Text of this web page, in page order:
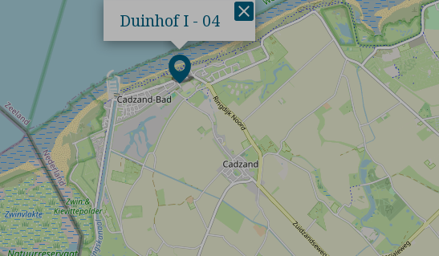
Duinhof I - 04